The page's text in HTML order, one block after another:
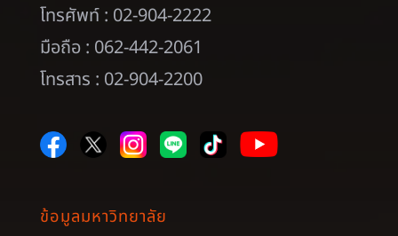
โทรศัพท์ : 02-904-2222
มือถือ : 062-442-2061
โทรสาร : 02-904-2200
ข้อมูลมหาวิทยาลัย